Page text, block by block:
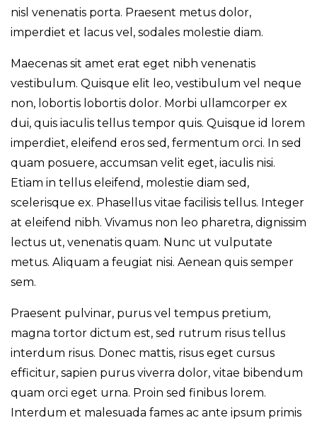
nisl venenatis porta. Praesent metus dolor,
imperdiet et lacus vel, sodales molestie diam.
Maecenas sit amet erat eget nibh venenatis
vestibulum. Quisque elit leo, vestibulum vel neque
non, lobortis lobortis dolor. Morbi ullamcorper ex
dui, quis iaculis tellus tempor quis. Quisque id lorem
imperdiet, eleifend eros sed, fermentum orci. In sed
quam posuere, accumsan velit eget, iaculis nisi.
Etiam in tellus eleifend, molestie diam sed,
scelerisque ex. Phasellus vitae facilisis tellus. Integer
at eleifend nibh. Vivamus non leo pharetra, dignissim
lectus ut, venenatis quam. Nunc ut vulputate
metus. Aliquam a feugiat nisi. Aenean quis semper
sem.
Praesent pulvinar, purus vel tempus pretium,
magna tortor dictum est, sed rutrum risus tellus
interdum risus. Donec mattis, risus eget cursus
efficitur, sapien purus viverra dolor, vitae bibendum
quam orci eget urna. Proin sed finibus lorem.
Interdum et malesuada fames ac ante ipsum primis